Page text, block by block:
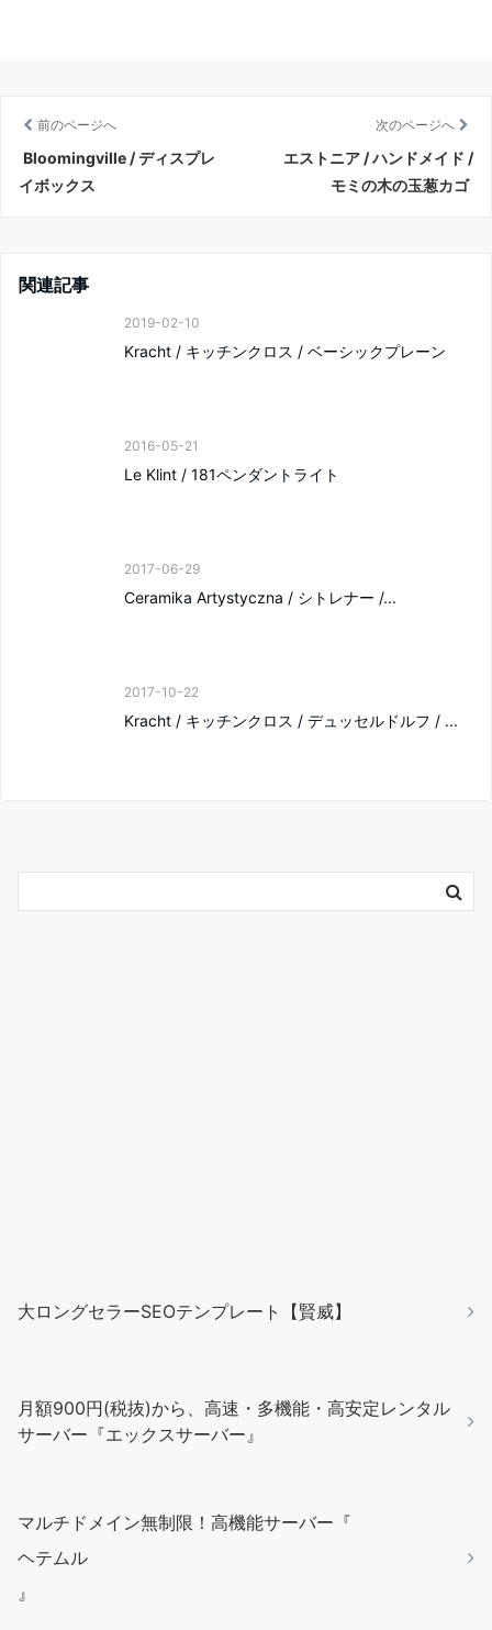
前のページへ
Bloomingville / ディスプレ
イボックス
次のページへ
エストニア / ハンドメイド /
モミの木の玉葱カゴ
関連記事
2019-02-10
Kracht / キッチンクロス / ベーシックプレーン
2016-05-21
Le Klint / 181ペンダントライト
2017-06-29
Ceramika Artystyczna / シトレナー /...
2017-10-22
Kracht / キッチンクロス / デュッセルドルフ / ...
大ロングセラーSEOテンプレート【賢威】
月額900円(税抜)から、高速・多機能・高安定レンタル
サーバー『エックスサーバー』
マルチドメイン無制限！高機能サーバー『
ヘテムル
』